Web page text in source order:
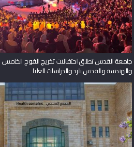
جامعة القدس تطلق احتفالات تخريج الفوج الخامس
والهندسة والقدس بارد والدراسات العليا